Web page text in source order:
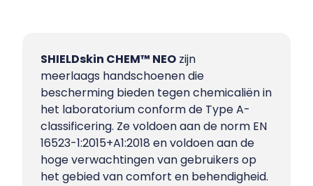
SHIELDskin CHEM™ NEO zijn
meerlaags handschoenen die
bescherming bieden tegen chemicaliën in
het laboratorium conform de Type A-
classificering. Ze voldoen aan de norm EN
16523-1:2015+A1:2018 en voldoen aan de
hoge verwachtingen van gebruikers op
het gebied van comfort en behendigheid.